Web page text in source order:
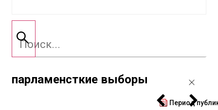
парламенсткие выборы
Период